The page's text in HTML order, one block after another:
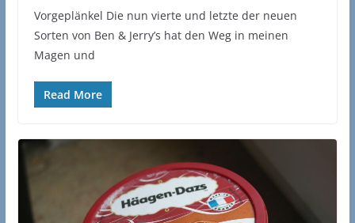
Vorgeplänkel Die nun vierte und letzte der neuen
Sorten von Ben & Jerry’s hat den Weg in meinen
Magen und
Read More